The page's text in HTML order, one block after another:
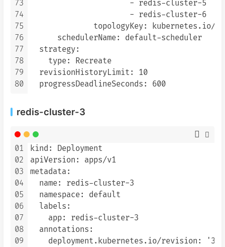
73
74
75
76
77
78
79
80
                      - redis-cluster-5
                      - redis-cluster-6
topologyKey: kubernetes.io/
      schedulerName: default-scheduler
  strategy:
    type: Recreate
  revisionHistoryLimit: 10
redis-cluster-3
01
02
03
04
05
06
07
08
09
kind: Deployment
apiVersion: apps/v1
metadata:
  name: redis-cluster-3
  namespace: default
  labels:
    app: redis-cluster-3
  annotations:
    deployment.kubernetes.io/revision: '3'